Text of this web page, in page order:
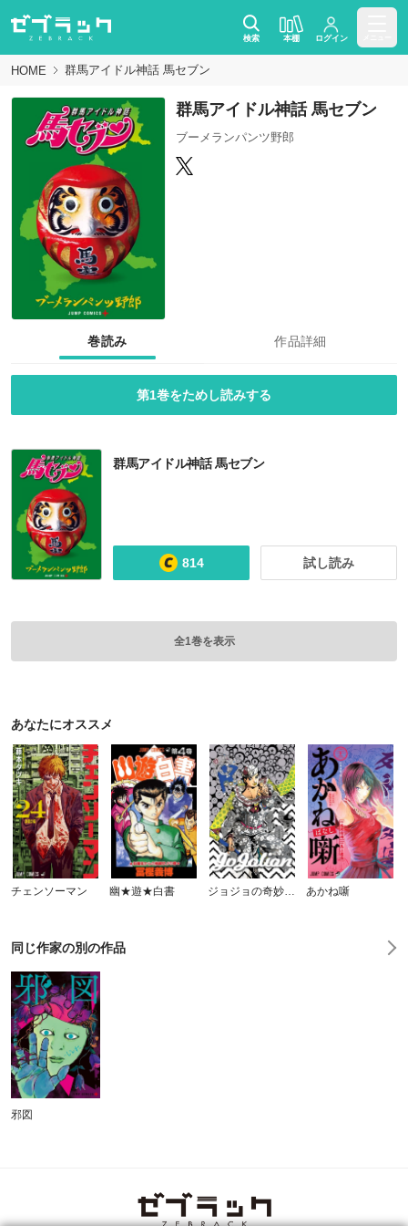
検索 本棚 ログイン
HOME 群馬アイドル神話 馬セブン
群馬アイドル神話 馬セブン
ブーメランパンツ野郎
巻読み 作品詳細
第1巻をためし読みする
群馬アイドル神話 馬セブン
814 試し読み
全1巻を表示
あなたにオススメ
チェンソーマン 幽★遊★白書 ジョジョの奇妙な冒険 第8部 ジョジョリオン あかね噺
同じ作家の別の作品
邪図